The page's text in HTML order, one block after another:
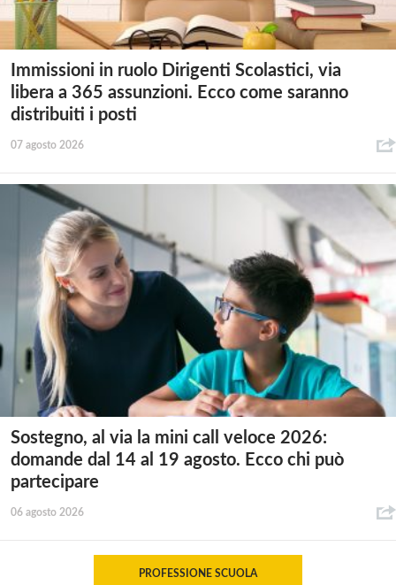
Immissioni in ruolo Dirigenti Scolastici, via
libera a 365 assunzioni. Ecco come saranno
distribuiti i posti
07 agosto 2026
Sostegno, al via la mini call veloce 2026:
domande dal 14 al 19 agosto. Ecco chi può
partecipare
06 agosto 2026
PROFESSIONE SCUOLA